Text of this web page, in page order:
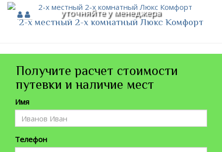
уточняйте у менеджера
2-х местный 2-х комнатный Люкс Комфорт
Получите расчет стоимости
путевки и наличие мест
Имя
Телефон